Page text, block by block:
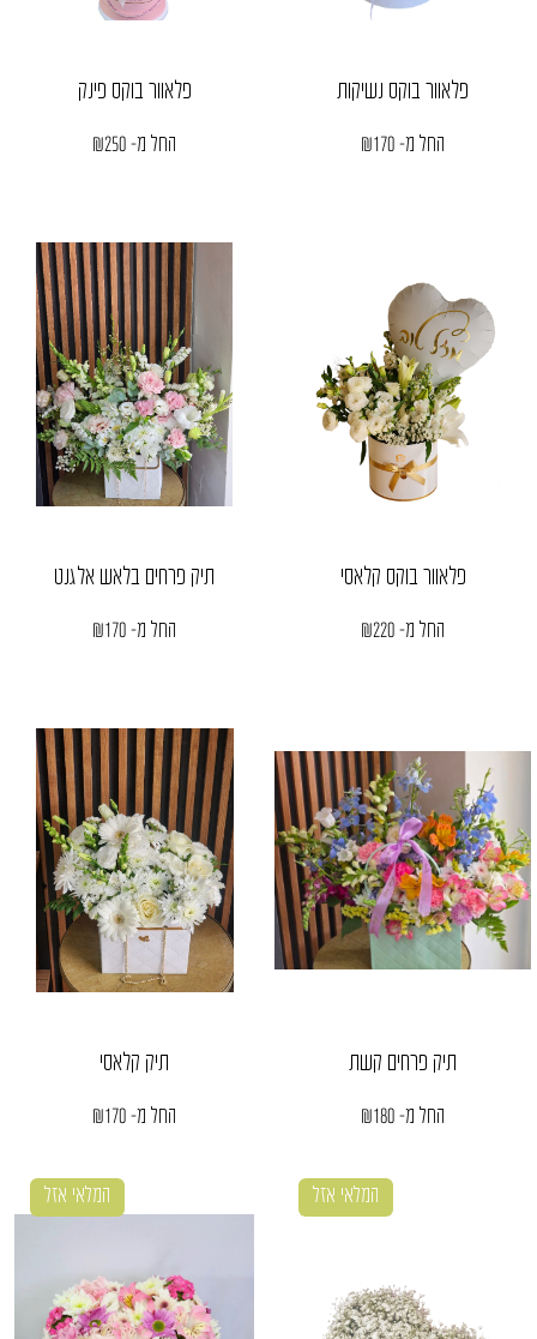
פלאוור בוקס נשיקות
החל מ- ₪170
פלאוור בוקס פינק
החל מ- ₪250
פלאוור בוקס קלאסי
החל מ- ₪220
תיק פרחים בלאש אלגנט
החל מ- ₪170
תיק פרחים קשת
החל מ- ₪180
תיק קלאסי
החל מ- ₪170
המלאי אזל המלאי אזל